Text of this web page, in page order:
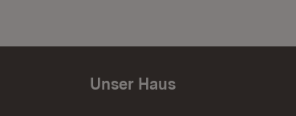
Unser Haus